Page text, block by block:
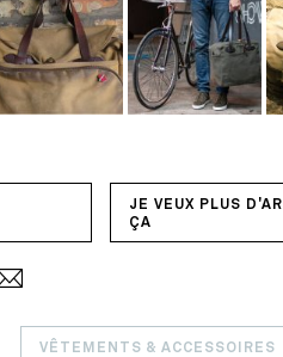
JE VEUX PLUS
ÇA
VÊTEMENTS & ACCESSOIRES